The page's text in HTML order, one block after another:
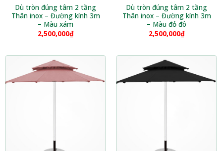
Dù tròn đúng tâm 2 tầng
Thân inox – Đường kính 3m
– Màu xám
2,500,000₫
Dù tròn đúng tâm 2 tầng
Thân inox – Đường kính 3m
– Màu đỏ đô
2,500,000₫